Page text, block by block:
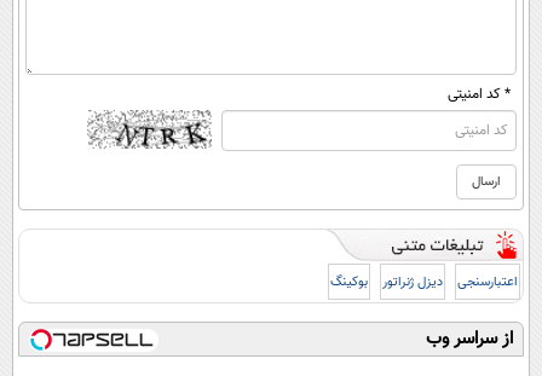
* کد امنیتی
اعتبارسنجی دیزل ژنراتور بوکینگ
از سراسر وب